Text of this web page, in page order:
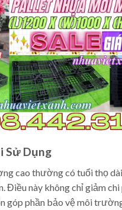
Sử Dụng
cao thường có tuổi thọ
Điều này không chỉ giảm chi
góp phần bảo vệ môi